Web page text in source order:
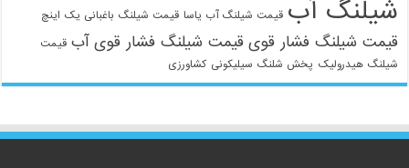
شیلنگ آب قیمت شیلنگ آب یاسا قیمت شیلنگ باغبانی یک اینچ
قیمت شیلنگ فشار قوی قیمت شیلنگ فشار قوی آب قیمت
شیلنگ هیدرولیک پخش شلنگ سیلیکونی کشاورزی